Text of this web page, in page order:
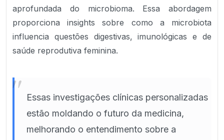
aprofundada do microbioma. Essa abordagem
proporciona insights sobre como a microbiota
influencia questões digestivas, imunológicas e de
saúde reprodutiva feminina.
"
Essas investigações clínicas personalizadas
estão moldando o futuro da medicina,
melhorando o entendimento sobre a